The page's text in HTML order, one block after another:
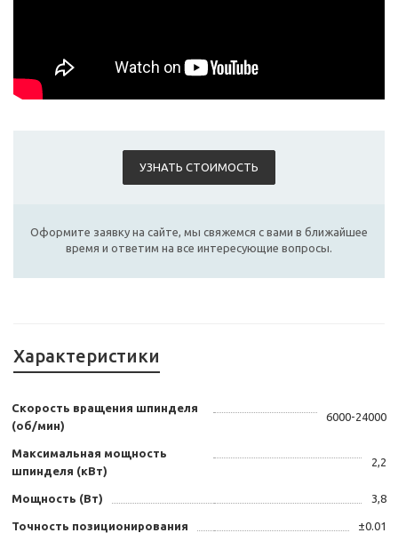
УЗНАТЬ СТОИМОСТЬ
Оформите заявку на сайте, мы свяжемся с вами в ближайшее
время и ответим на все интересующие вопросы.
Характеристики
Скорость вращения шпинделя
(об/мин)
6000-24000
Максимальная мощность
шпинделя (кВт)
2,2
Мощность (Вт) 3,8
Точность позиционирования ±0.01